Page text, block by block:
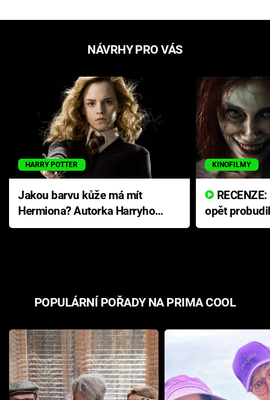
NÁVRHY PRO VÁS
HARRY POTTER
Jakou barvu kůže má mít
Hermiona? Autorka Harryho
Pottera přišla s ráznou
KINOFILMY
opět
přichází s
POPULÁRNÍ POŘADY NA PRIMA COOL